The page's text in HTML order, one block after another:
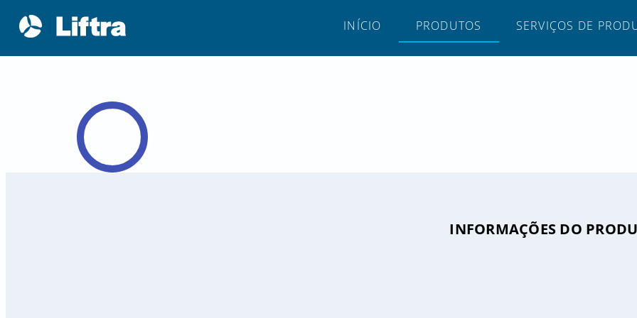
INÍCIO PRODUTOS SERVIÇOS DE
INFORMAÇÕES DO